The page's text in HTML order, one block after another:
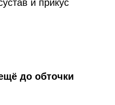
и прикус
до обточки